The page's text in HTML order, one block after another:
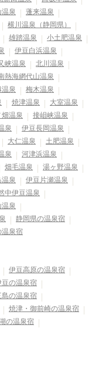
泉
蓬来温泉
横川温泉（静岡県）
雄踏温泉
小土肥温泉
伊豆白浜温泉
峡温泉
北川温泉
熱海網代山温泉
泉
梅木温泉
焼津温泉
大室温泉
温泉
接岨峡温泉
泉
伊豆長岡温泉
大仁温泉
土肥温泉
泉
河津浜温泉
畑毛温泉
湯ヶ野温泉
泉
伊豆片瀬温泉
中伊豆温泉
泉
静岡県の温泉宿
温泉宿
伊豆高原の温泉宿
豆の温泉宿
の温泉宿
焼津・御前崎の温泉宿
の温泉宿